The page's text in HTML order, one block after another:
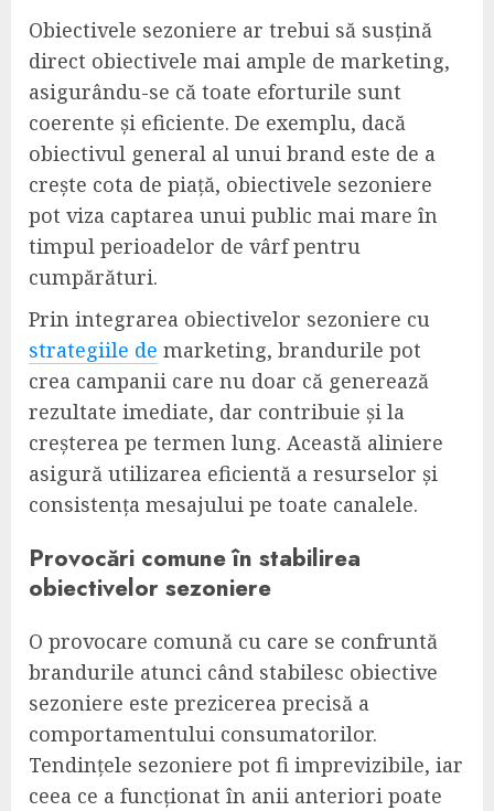
Obiectivele sezoniere ar trebui să susțină
direct obiectivele mai ample de marketing,
asigurându-se că toate eforturile sunt
coerente și eficiente. De exemplu, dacă
obiectivul general al unui brand este de a
crește cota de piață, obiectivele sezoniere
pot viza captarea unui public mai mare în
timpul perioadelor de vârf pentru
cumpărături.
Prin integrarea obiectivelor sezoniere cu
strategiile de marketing, brandurile pot
crea campanii care nu doar că generează
rezultate imediate, dar contribuie și la
creșterea pe termen lung. Această aliniere
asigură utilizarea eficientă a resurselor și
consistența mesajului pe toate canalele.
Provocări comune în stabilirea
obiectivelor sezoniere
O provocare comună cu care se confruntă
brandurile atunci când stabilesc obiective
sezoniere este prezicerea precisă a
comportamentului consumatorilor.
Tendințele sezoniere pot fi imprevizibile, iar
ceea ce a funcționat în anii anteriori poate